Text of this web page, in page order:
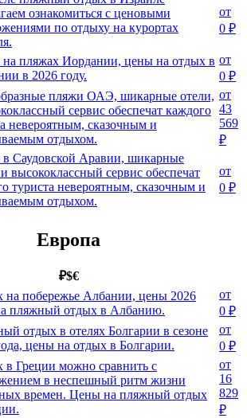
ознакомиться с ценовыми
по отдыху на курортах
от
0 ₽
пляжах Иордании, цены на отдых в
в 2026 году.
от
0 ₽
пляжи ОАЭ, шикарные отели,
сервис обеспечат каждого
невероятным, сказочным и
отдыхом.
от
43
569
₽
Саудовской Аравии, шикарные
высококлассный сервис обеспечат
туриста невероятным, сказочным и
отдыхом.
от
0 ₽
Европа
₽$€
на побережье Албании, цены 2026
пляжный отдых в Албанию.
от
0 ₽
отдых в отелях Болгарии в сезоне
цены на отдых в Болгарии.
от
0 ₽
в Греции можно сравнить с
в неспешный ритм жизни
времен. Цены на пляжный отдых
от
16
829
₽